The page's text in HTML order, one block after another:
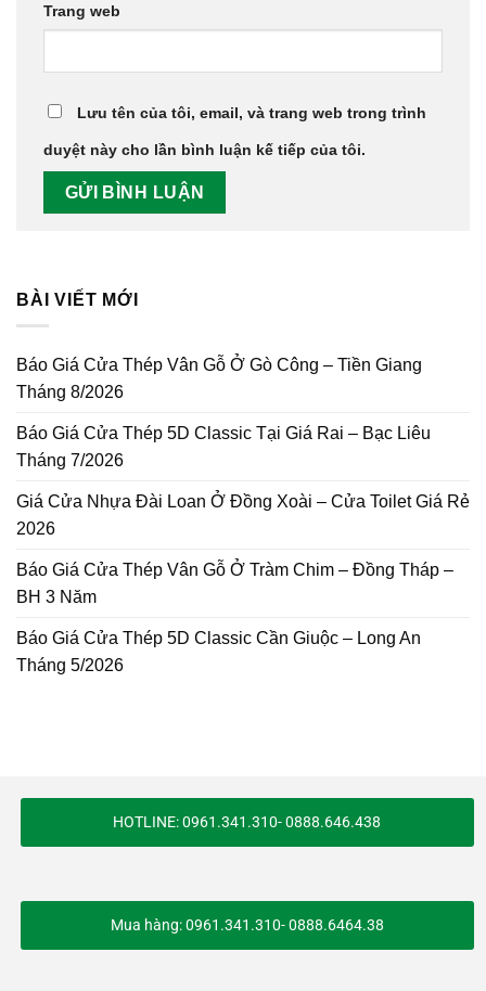
Trang web
Lưu tên của tôi, email, và trang web trong trình
duyệt này cho lần bình luận kế tiếp của tôi.
BÀI VIẾT MỚI
Báo Giá Cửa Thép Vân Gỗ Ở Gò Công – Tiền Giang
Tháng 8/2026
Báo Giá Cửa Thép 5D Classic Tại Giá Rai – Bạc Liêu
Tháng 7/2026
Giá Cửa Nhựa Đài Loan Ở Đồng Xoài – Cửa Toilet Giá Rẻ
2026
Báo Giá Cửa Thép Vân Gỗ Ở Tràm Chim – Đồng Tháp –
BH 3 Năm
Báo Giá Cửa Thép 5D Classic Cần Giuộc – Long An
Tháng 5/2026
HOTLINE: 0961.341.310- 0888.646.438
Mua hàng: 0961.341.310- 0888.6464.38